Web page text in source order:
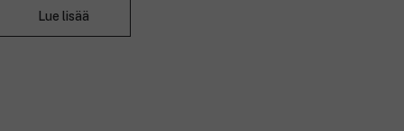
tee, joka tunnetaan myös nimellä kombucha, jolla on
ihoon että ihon sävyyn. Musta tee tekee ihosta
Lue lisää